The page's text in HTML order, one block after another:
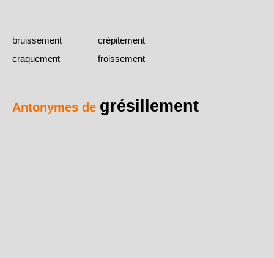
bruissement
crépitement
craquement
froissement
Antonymes de grésillement